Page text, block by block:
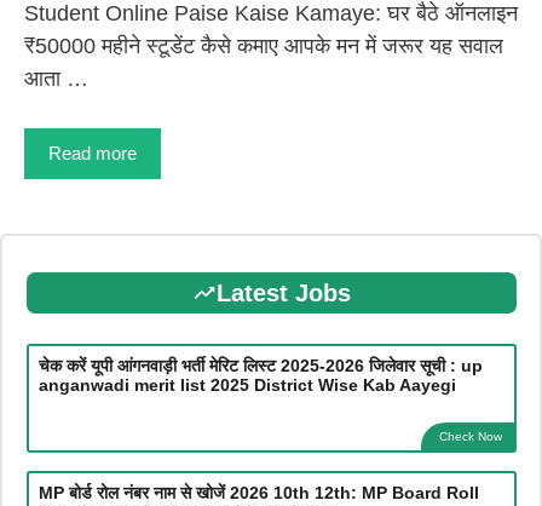
Student Online Paise Kaise Kamaye: घर बैठे ऑनलाइन
₹50000 महीने स्टूडेंट कैसे कमाए आपके मन में जरूर यह सवाल
आता …
Read more
Latest Jobs
चेक करें यूपी आंगनवाड़ी भर्ती मेरिट लिस्ट 2025-2026 जिलेवार सूची : up
anganwadi merit list 2025 District Wise Kab Aayegi
Check Now
MP बोर्ड रोल नंबर नाम से खोजें 2026 10th 12th: MP Board Roll